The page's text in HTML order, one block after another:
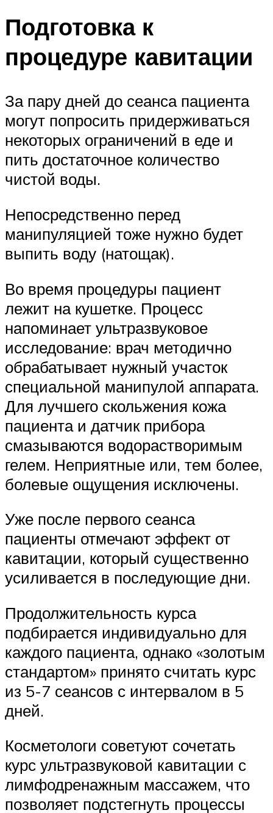
Подготовка к
процедуре кавитации
За пару дней до сеанса пациента
могут попросить придерживаться
некоторых ограничений в еде и
пить достаточное количество
чистой воды.
Непосредственно перед
манипуляцией тоже нужно будет
выпить воду (натощак).
Во время процедуры пациент
лежит на кушетке. Процесс
напоминает ультразвуковое
исследование: врач методично
обрабатывает нужный участок
специальной манипулой аппарата.
Для лучшего скольжения кожа
пациента и датчик прибора
смазываются водорастворимым
гелем. Неприятные или, тем более,
болевые ощущения исключены.
Уже после первого сеанса
пациенты отмечают эффект от
кавитации, который существенно
усиливается в последующие дни.
Продолжительность курса
подбирается индивидуально для
каждого пациента, однако «золотым
стандартом» принято считать курс
из 5-7 сеансов с интервалом в 5
дней.
Косметологи советуют сочетать
курс ультразвуковой кавитации с
лимфодренажным массажем, что
позволяет подстегнуть процессы